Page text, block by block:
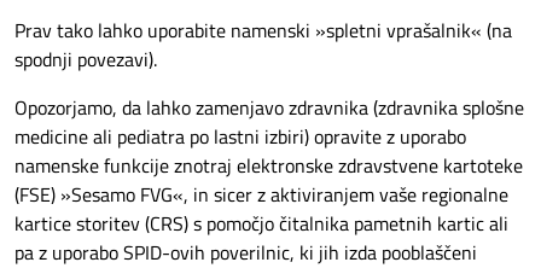
Prav tako lahko uporabite namenski »spletni vprašalnik« (na
spodnji povezavi).
Opozorjamo, da lahko zamenjavo zdravnika (zdravnika splošne
medicine ali pediatra po lastni izbiri) opravite z uporabo
namenske funkcije znotraj elektronske zdravstvene kartoteke
(FSE) »Sesamo FVG«, in sicer z aktiviranjem vaše regionalne
kartice storitev (CRS) s pomočjo čitalnika pametnih kartic ali
pa z uporabo SPID-ovih poverilnic, ki jih izda pooblaščeni